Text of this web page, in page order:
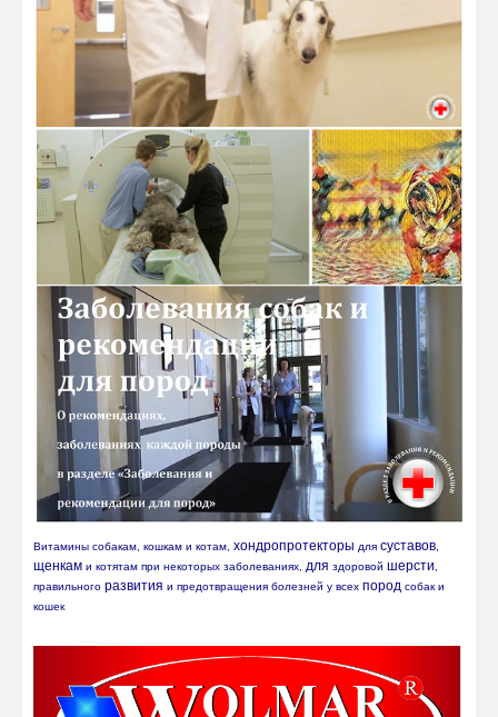
Витамины собакам, кошкам и котам, хондропротекторы для суставов
щенкам и котятам при некоторых заболеваниях, для здоровой шерсти
правильного развития и предотвращения болезней у всех пород собак и
кошек